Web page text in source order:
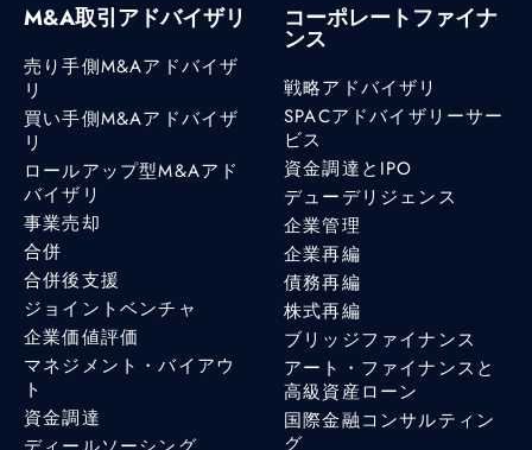
M&A取引アドバイザリ
売り手側M&Aアドバイザ
リ
買い手側M&Aアドバイザ
リ
ロールアップ型M&Aアド
バイザリ
事業売却
合併
合併後支援
ジョイントベンチャ
企業価値評価
マネジメント・バイアウ
ト
資金調達
コーポレートファイナ
ンス
戦略アドバイザリ
SPACアドバイザリーサー
ビス
資金調達とIPO
デューデリジェンス
企業管理
企業再編
債務再編
株式再編
ブリッジファイナンス
アート・ファイナンスと
高級資産ローン
国際金融コンサルティン
グ